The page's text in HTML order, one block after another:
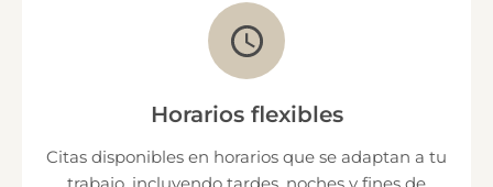
Horarios flexibles
Citas disponibles en horarios que se adaptan a tu